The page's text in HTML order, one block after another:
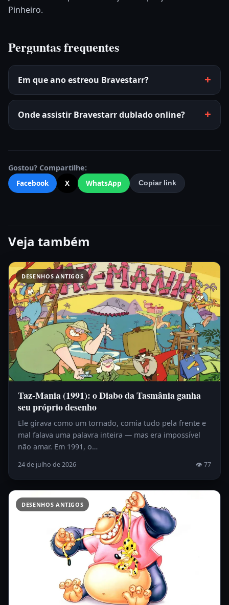
Pinheiro.
Perguntas frequentes
Em que ano estreou Bravestarr?
Onde assistir Bravestarr dublado online?
Gostou? Compartilhe:
Facebook
X WhatsApp Copiar link
Veja também
DESENHOS ANTIGOS
Taz-Mania (1991): o Diabo da Tasmânia ganha
seu próprio desenho
Ele girava como um tornado, comia tudo pela frente e
mal falava uma palavra inteira — mas era impossível
não amar. Em 1991, o…
24 de julho de 2026 👁 77
DESENHOS ANTIGOS